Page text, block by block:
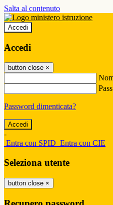
Salta al contenuto
Accedi
Accedi
button close ×
Password dimenticata?
-
Entra con SPID Entra con CIE
Seleziona utente
button close ×